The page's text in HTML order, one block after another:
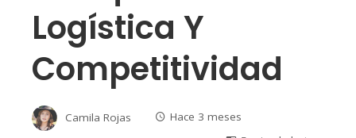
Logística Y
Competitividad
Camila Rojas
Hace 3 meses